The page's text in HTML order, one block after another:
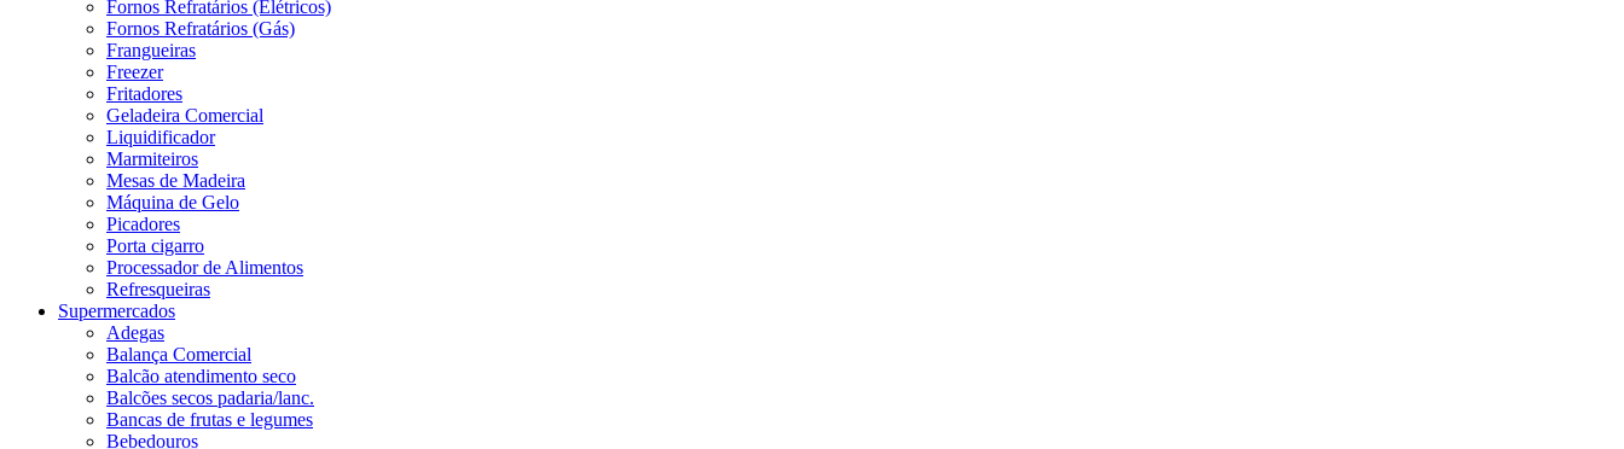
Fornos Refratários (Elétricos)
Fornos Refratários (Gás)
Frangueiras
Freezer
Fritadores
Geladeira Comercial
Liquidificador
Marmiteiros
Mesas de Madeira
Máquina de Gelo
Picadores
Porta cigarro
Processador de Alimentos
Refresqueiras
Supermercados
Adegas
Balança Comercial
Balcão atendimento seco
Balcões secos padaria/lanc.
Bancas de frutas e legumes
Bebedouros